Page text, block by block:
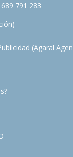
791 283
(Agaral